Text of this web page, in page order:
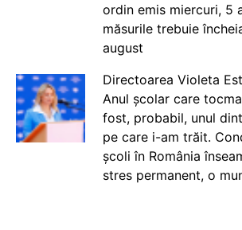
ordin emis miercuri, 5
măsurile trebuie
august
Directoarea Violeta
Anul școlar care
fost, probabil, unul
pe care i-am trăit.
școli în România
stres permanent, o